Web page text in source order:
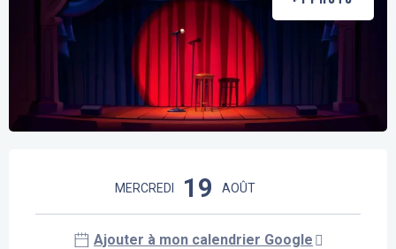
MERCREDI 19 AOÛT
Ajouter à mon calendrier Google